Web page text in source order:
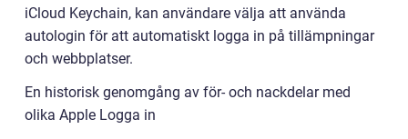
iCloud Keychain, kan användare välja att använda
autologin för att automatiskt logga in på tillämpningar
och webbplatser.
En historisk genomgång av för- och nackdelar med
olika Apple Logga in